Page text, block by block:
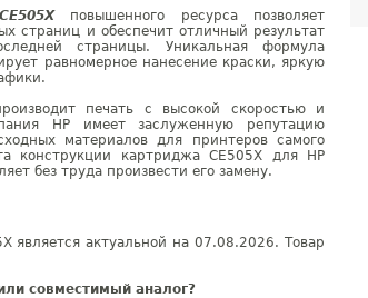
повышенного ресурса позволяет
страниц и обеспечит отличный результат
страницы. Уникальная формула
равномерное нанесение краски, яркую
печать с высокой скоростью и
HP имеет заслуженную репутацию
материалов для принтеров самого
конструкции картриджа CE505X для HP
без труда произвести его замену.
является актуальной на 07.08.2026. Товар
совместимый аналог?